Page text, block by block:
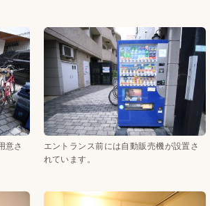
意さ
エントランス前には自動販売機が設置さ
れています。